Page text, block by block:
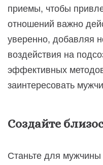
приемы, чтобы
отношений важно
уверенно, добавляя
воздействия на
эффективных
заинтересовать
Создайте
Станьте для мужчины